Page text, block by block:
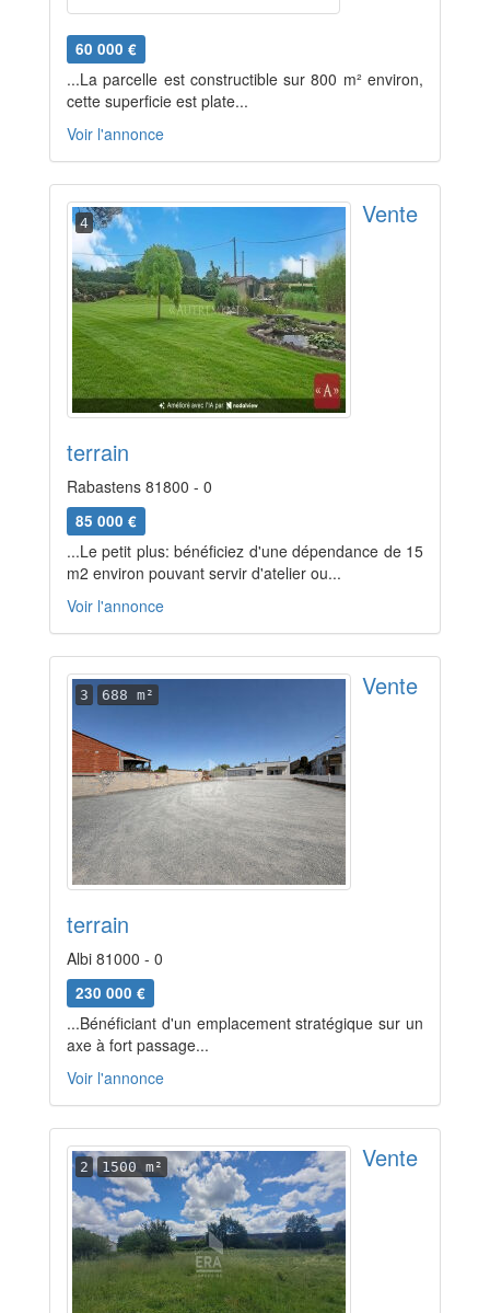
60 000 €
...La parcelle est constructible sur 800 m² environ,
cette superficie est plate...
Voir l'annonce
4 Vente
terrain
Rabastens 81800 - 0
85 000 €
...Le petit plus: bénéficiez d'une dépendance de 15
m2 environ pouvant servir d'atelier ou...
Voir l'annonce
3 688 m² Vente
terrain
Albi 81000 - 0
230 000 €
...Bénéficiant d'un emplacement stratégique sur un
axe à fort passage...
Voir l'annonce
2 1500 m² Vente